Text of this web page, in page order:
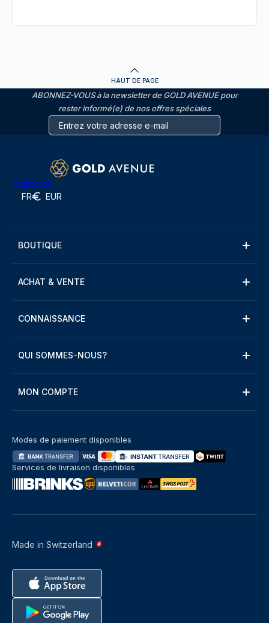
HAUT DE PAGE
ABONNEZ-VOUS à la newsletter de GOLD AVENUE pour
rester informé(e) de nos offres spéciales
Trustpilot
FR EUR
BOUTIQUE
ACHAT & VENTE
CONNAISSANCE
QUI SOMMES-NOUS?
MON COMPTE
Made in Switzerland
Modes de paiement disponibles
Services de livraison disponibles